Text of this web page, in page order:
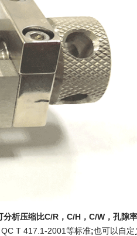
析压缩比C/R，C/H，C/W，孔隙
T 417.1-2001等标准;也可以自定